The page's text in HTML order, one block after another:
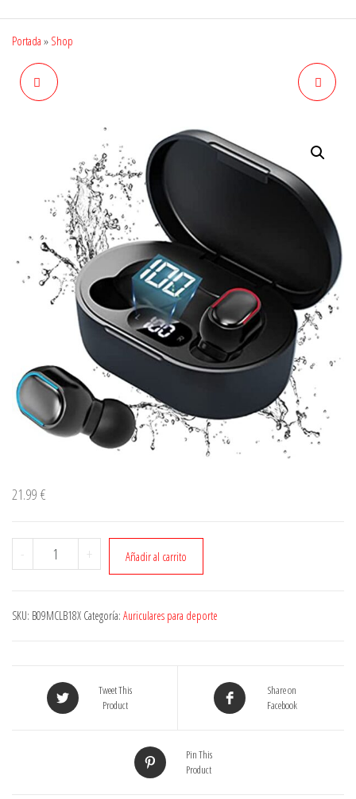
Portada » Shop
21.99 €
- Cantidad + Añadir al carrito
SKU: B09MCLB18X Categoría: Auriculares para deporte
Tweet This
Product
Share on
Facebook
Pin This
Product